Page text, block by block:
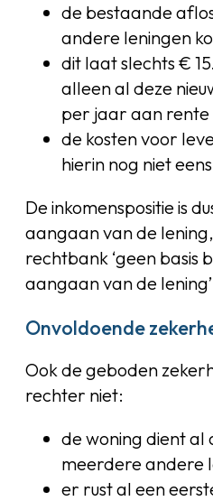
de bestaande
andere leningen
dit laat slechts €
alleen al deze
per jaar aan rente
de kosten voor
hierin nog niet
De inkomenspositie is
aangaan van de
rechtbank ‘geen basis
aangaan van de
Onvoldoende
Ook de geboden
rechter niet:
de woning dient al
meerdere andere
er rust al een